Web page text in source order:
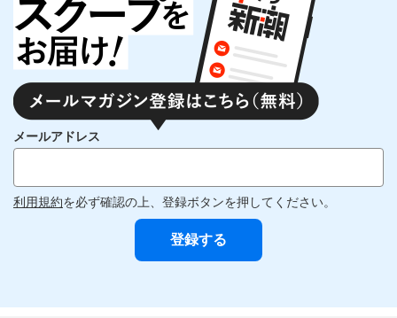
メールアドレス
利用規約を必ず確認の上、登録ボタンを押してください。